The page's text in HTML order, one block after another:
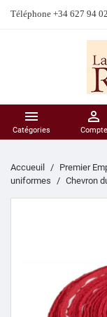
Téléphone +34 627 94

Catégories

Compte
Accueuil Premier
uniformes
Chevron